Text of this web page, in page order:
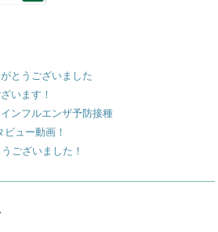
とうございました
います！
ンフルエンザ予防接種
ュー動画！
ございました！